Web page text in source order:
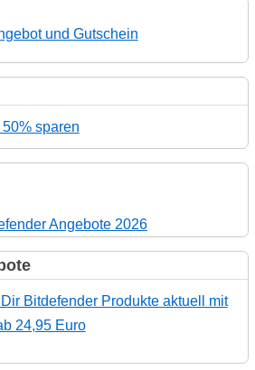
sparen
Bitdefender Produkte aktuell mit
24,95 Euro